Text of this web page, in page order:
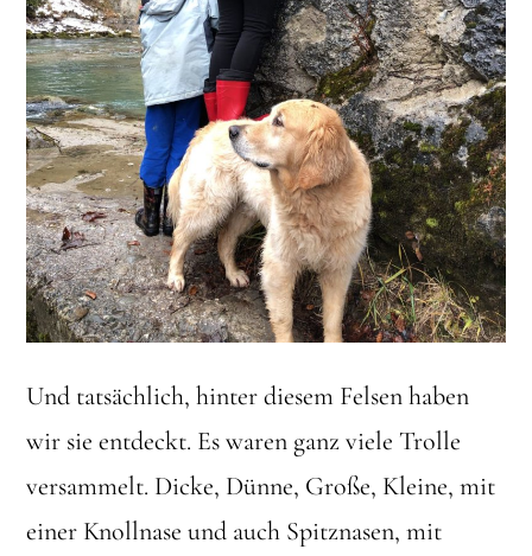
Und tatsächlich, hinter diesem Felsen haben
wir sie entdeckt. Es waren ganz viele Trolle
versammelt. Dicke, Dünne, Große, Kleine, mit
einer Knollnase und auch Spitznasen, mit